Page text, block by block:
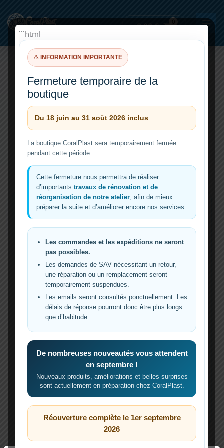
contenu
0,00€
phosphore
C:N:P Redfield est-il aquariophile ?
biologistes marins, établit un rapport (C:N:P)
dans la biomasse phytoplanctonique des
océans. Cette constante relative à un
écosystème marin particulier, est souvent
évoquée en aquariophilie récifale comme un
modèle théorique pour la gestion des
nutriments. Cependant, son application stricte
dans le système fermé d’un aquarium récifal
soulève des […]
C:N:P Redfield est-il aquariophile ?
apparu en premier sur
C:N:P
Lire la suite »
```html
⚠ INFORMATION IMPORTANTE
Fermeture temporaire de la
boutique
Du 18 juin au 31 août 2026 inclus
La boutique CoralPlast sera temporairement fermée
pendant cette période.
Cette fermeture nous permettra de réaliser
d’importants travaux de rénovation et de
réorganisation de notre atelier, afin de mieux
préparer la suite et d’améliorer encore nos services.
Les commandes et les expéditions ne seront
pas possibles.
Les demandes de SAV nécessitant un retour,
une réparation ou un remplacement seront
temporairement suspendues.
Les emails seront consultés ponctuellement. Les
délais de réponse pourront donc être plus longs
que d’habitude.
De nombreuses nouveautés vous attendent
en septembre !
Nouveaux produits, améliorations et belles surprises
sont actuellement en préparation chez CoralPlast.
Réouverture complète le 1er septembre
2026